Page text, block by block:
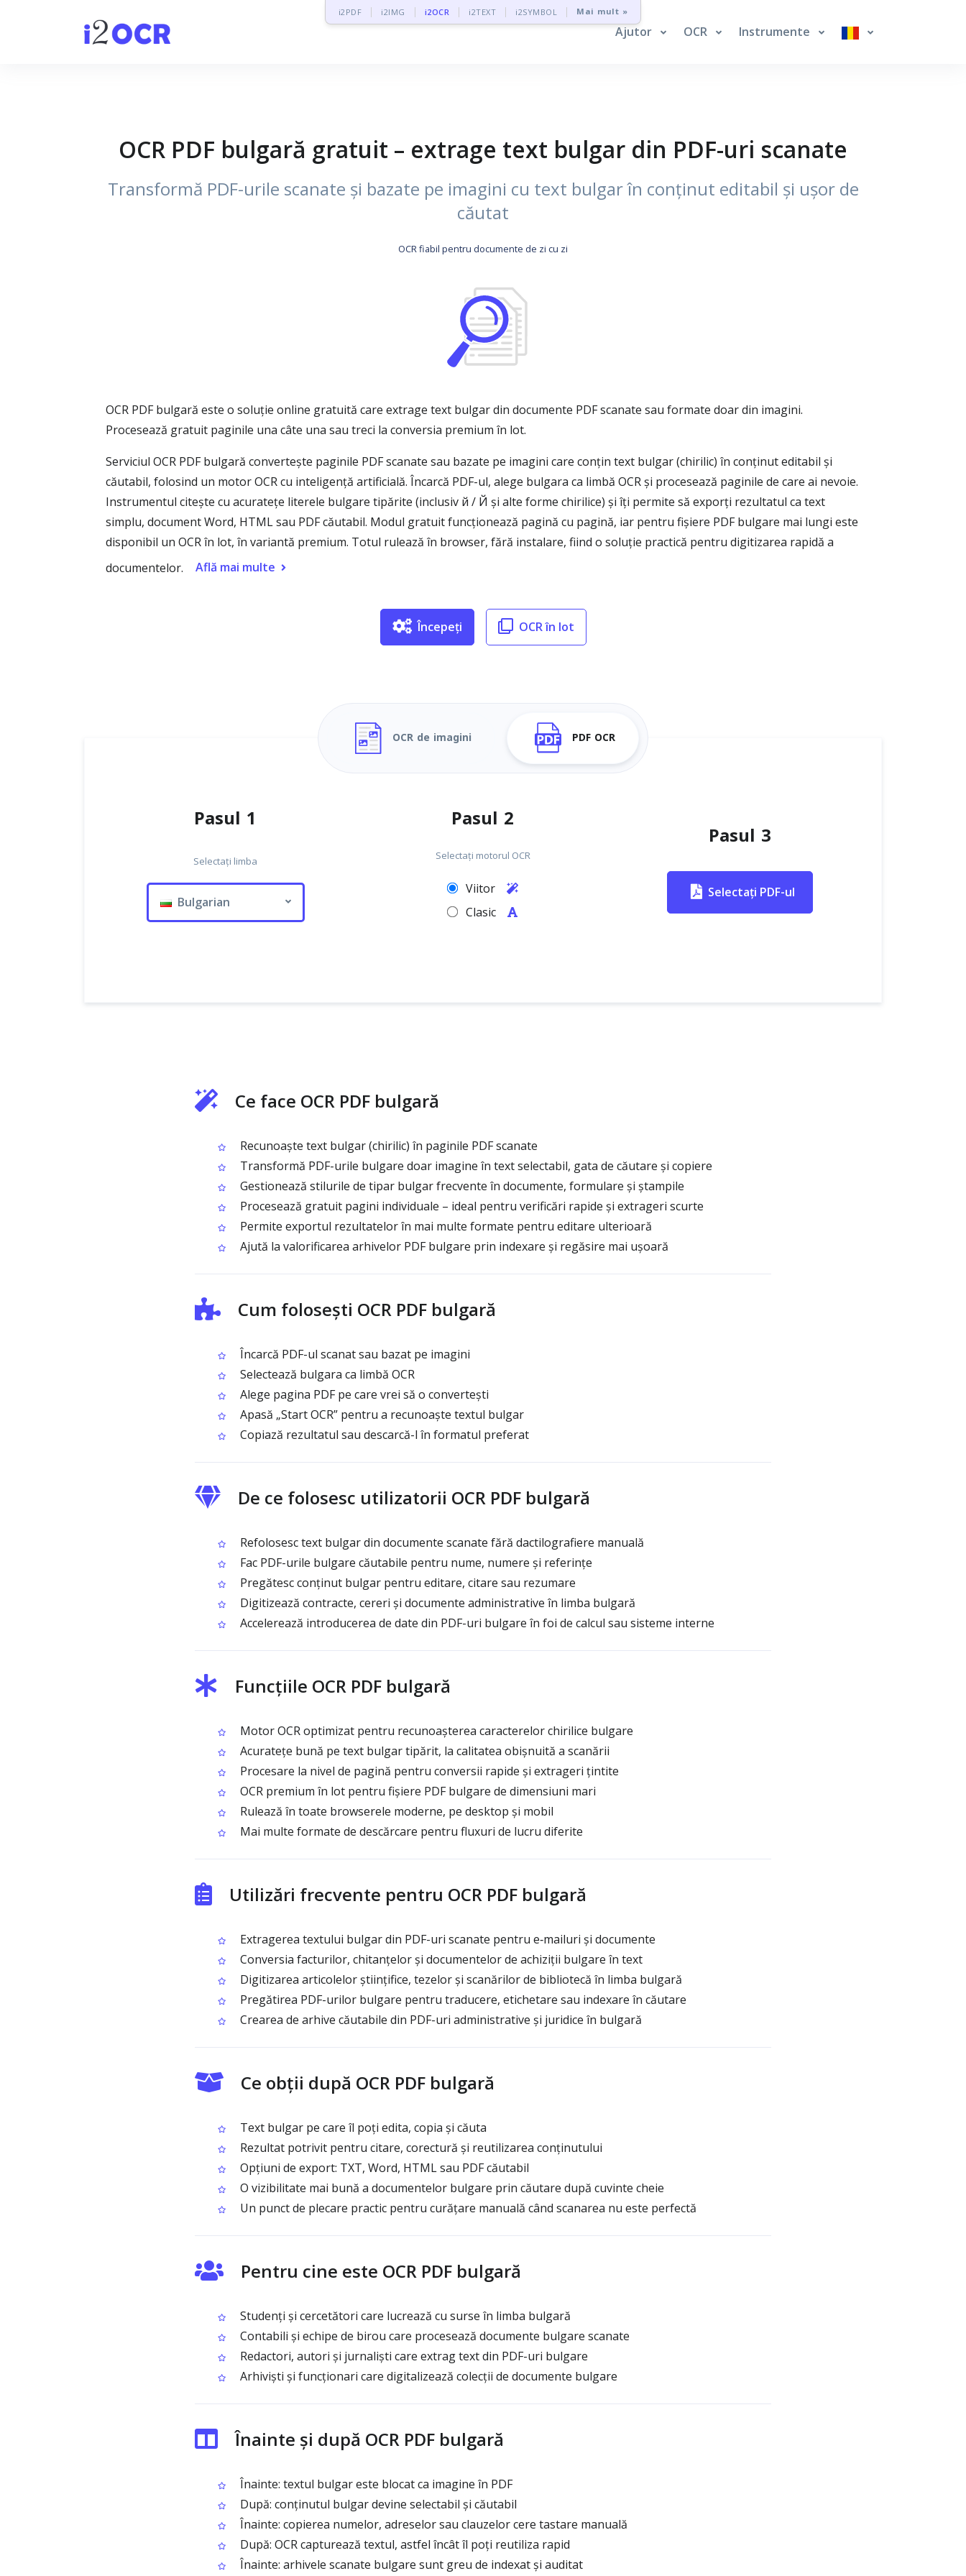
i2PDF i2IMG i2OCR i2TEXT i2SYMBOL Mai mult »
Ajutor OCR Instrumente
OCR PDF bulgară gratuit – extrage text bulgar din PDF-uri scanate
Transformă PDF-urile scanate și bazate pe imagini cu text bulgar în conținut editabil și ușor de
căutat
OCR fiabil pentru documente de zi cu zi
OCR PDF bulgară este o soluție online gratuită care extrage text bulgar din documente PDF scanate sau formate doar din imagini.
Procesează gratuit paginile una câte una sau treci la conversia premium în lot.
Serviciul OCR PDF bulgară convertește paginile PDF scanate sau bazate pe imagini care conțin text bulgar (chirilic) în conținut editabil și
căutabil, folosind un motor OCR cu inteligență artificială. Încarcă PDF-ul, alege bulgara ca limbă OCR și procesează paginile de care ai nevoie.
Instrumentul citește cu acuratețe literele bulgare tipărite (inclusiv й / Й și alte forme chirilice) și îți permite să exporți rezultatul ca text
simplu, document Word, HTML sau PDF căutabil. Modul gratuit funcționează pagină cu pagină, iar pentru fișiere PDF bulgare mai lungi este
disponibil un OCR în lot, în variantă premium. Totul rulează în browser, fără instalare, fiind o soluție practică pentru digitizarea rapidă a
documentelor.
Află mai multe
Începeți OCR în lot
OCR de imagini PDF OCR
Pasul 1
Selectați limba
Bulgarian
Pasul 2
Selectați motorul OCR
Viitor
Clasic
Pasul 3
Selectați PDF-ul
Ce face OCR PDF bulgară
Recunoaște text bulgar (chirilic) în paginile PDF scanate
Transformă PDF-urile bulgare doar imagine în text selectabil, gata de căutare și copiere
Gestionează stilurile de tipar bulgar frecvente în documente, formulare și ștampile
Procesează gratuit pagini individuale – ideal pentru verificări rapide și extrageri scurte
Permite exportul rezultatelor în mai multe formate pentru editare ulterioară
Ajută la valorificarea arhivelor PDF bulgare prin indexare și regăsire mai ușoară
Cum folosești OCR PDF bulgară
Încarcă PDF-ul scanat sau bazat pe imagini
Selectează bulgara ca limbă OCR
Alege pagina PDF pe care vrei să o convertești
Apasă „Start OCR” pentru a recunoaște textul bulgar
Copiază rezultatul sau descarcă-l în formatul preferat
De ce folosesc utilizatorii OCR PDF bulgară
Refolosesc text bulgar din documente scanate fără dactilografiere manuală
Fac PDF-urile bulgare căutabile pentru nume, numere și referințe
Pregătesc conținut bulgar pentru editare, citare sau rezumare
Digitizează contracte, cereri și documente administrative în limba bulgară
Accelerează introducerea de date din PDF-uri bulgare în foi de calcul sau sisteme interne
Funcțiile OCR PDF bulgară
Motor OCR optimizat pentru recunoașterea caracterelor chirilice bulgare
Acuratețe bună pe text bulgar tipărit, la calitatea obișnuită a scanării
Procesare la nivel de pagină pentru conversii rapide și extrageri țintite
OCR premium în lot pentru fișiere PDF bulgare de dimensiuni mari
Rulează în toate browserele moderne, pe desktop și mobil
Mai multe formate de descărcare pentru fluxuri de lucru diferite
Utilizări frecvente pentru OCR PDF bulgară
Extragerea textului bulgar din PDF-uri scanate pentru e‑mailuri și documente
Conversia facturilor, chitanțelor și documentelor de achiziții bulgare în text
Digitizarea articolelor științifice, tezelor și scanărilor de bibliotecă în limba bulgară
Pregătirea PDF-urilor bulgare pentru traducere, etichetare sau indexare în căutare
Crearea de arhive căutabile din PDF-uri administrative și juridice în bulgară
Ce obții după OCR PDF bulgară
Text bulgar pe care îl poți edita, copia și căuta
Rezultat potrivit pentru citare, corectură și reutilizarea conținutului
Opțiuni de export: TXT, Word, HTML sau PDF căutabil
O vizibilitate mai bună a documentelor bulgare prin căutare după cuvinte cheie
Un punct de plecare practic pentru curățare manuală când scanarea nu este perfectă
Pentru cine este OCR PDF bulgară
Studenți și cercetători care lucrează cu surse în limba bulgară
Contabili și echipe de birou care procesează documente bulgare scanate
Redactori, autori și jurnaliști care extrag text din PDF-uri bulgare
Arhiviști și funcționari care digitalizează colecții de documente bulgare
Înainte și după OCR PDF bulgară
Înainte: textul bulgar este blocat ca imagine în PDF
După: conținutul bulgar devine selectabil și căutabil
Înainte: copierea numelor, adreselor sau clauzelor cere tastare manuală
După: OCR capturează textul, astfel încât îl poți reutiliza rapid
Înainte: arhivele scanate bulgare sunt greu de indexat și auditat